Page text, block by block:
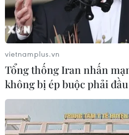
Con trai của
Osama bin Laden đã
vietnamplus.vn
Tổng thống Iran nhấn
không bị ép buộc phải